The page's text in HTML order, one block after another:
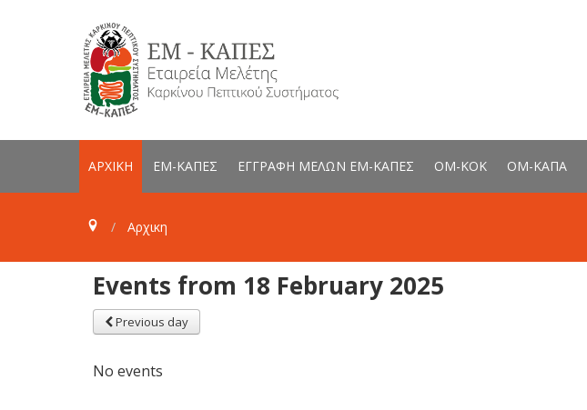
ΑΡΧΙΚΗ ΕΜ-ΚΑΠΕΣ ΕΓΓΡΑΦΗ ΜΕΛΩΝ ΕΜ-ΚΑΠΕΣ ΟΜ-ΚΟΚ ΟΜ-ΚΑΠΑ
Αρχικη
Events from 18 February 2025
Previous day
No events